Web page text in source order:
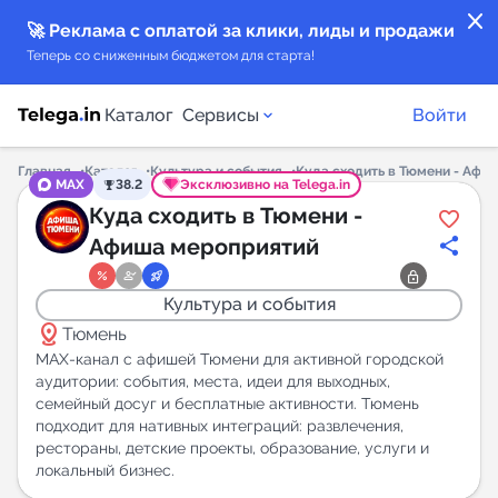
close
🚀 Реклама с оплатой за клики, лиды и продажи
Теперь со сниженным бюджетом для старта!
Каталог Сервисы
Каталог каналов
Каталог ботов
Горящие предложения
Индекс читаемости каналов в Telegram
New
Аналитика MAX каналов
Войти
Главная Каталог Культура и события
Куда сходить в Тюмени -
MAX
38.2 Эксклюзивно на Telega.in
Куда сходить в Тюмени -
Афиша мероприятий
Культура и события
distance Тюмень
MAX-канал с афишей Тюмени для активной городской
аудитории: события, места, идеи для выходных,
семейный досуг и бесплатные активности. Тюмень
подходит для нативных интеграций: развлечения,
рестораны, детские проекты, образование, услуги и
локальный бизнес.